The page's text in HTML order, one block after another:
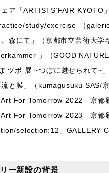
ア「ARTISTS’FAIR KYOTO
study/exercise”（
森にて」（京都市立芸術大学
」（GOOD
ボ 展 ~つぼに魅せられて~
と膜」（ kumagusuku SAS/
Art For Tomorrow 2022―京都
Art For Tomorrow 2023―京都
selection:12 」 GALLERY
ー新設の背景